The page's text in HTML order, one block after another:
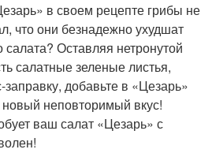
в своем рецепте грибы не
что они безнадежно ухудшат
салата? Оставляя нетронутой
салатные зеленые листья,
заправку, добавьте в «Цезарь»
неповторимый вкус!
ваш салат «Цезарь» с